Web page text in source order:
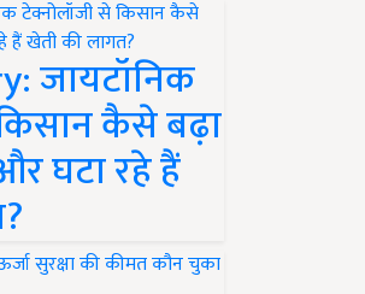
जायटॉनिक
कैसे बढ़ा
घटा रहे हैं